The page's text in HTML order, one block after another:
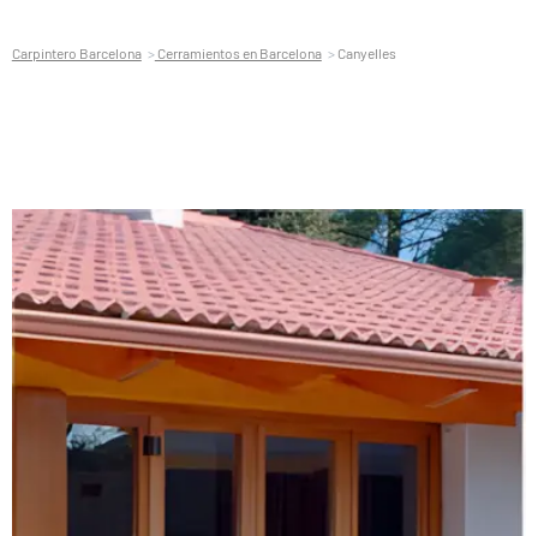
Carpintero Barcelona Cerramientos en Barcelona Canyelles